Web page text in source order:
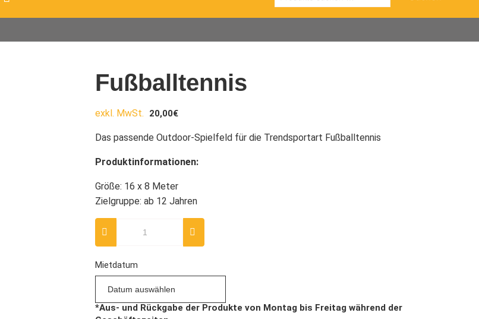
nach:
Fußballtennis
exkl. MwSt. 20,00€
Das passende Outdoor-Spielfeld für die Trendsportart Fußballtennis
Produktinformationen:
Größe: 16 x 8 Meter
Zielgruppe: ab 12 Jahren
Fußballtennis
Menge
Mietdatum